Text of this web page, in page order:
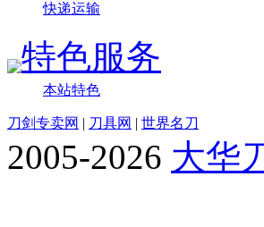
快递运输
特色服务
本站特色
刀剑专卖网 | 刀具网 | 世界名刀
2005-2026 大华